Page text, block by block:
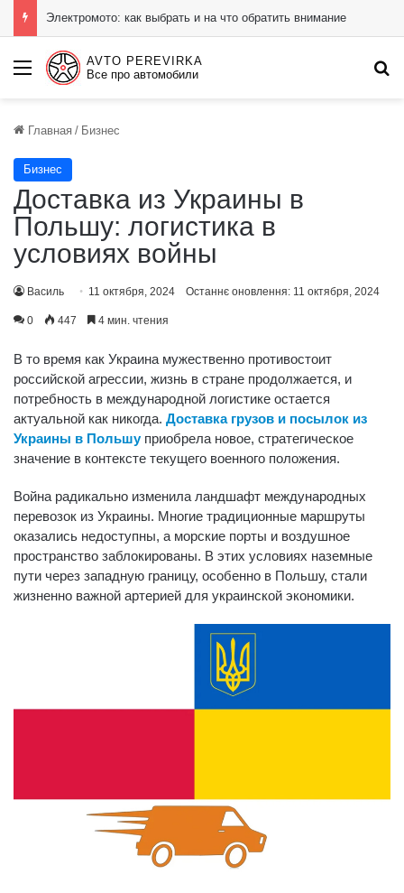
Электромото: как выбрать и на что обратить внимание
Menu
AVTO PEREVIRKA
Все про автомобили
Главная / Бизнес
Бизнес
Доставка из Украины в
Польшу: логистика в
условиях войны
Василь 11 октября, 2024 Останнє оновлення: 11 октября, 2024
0 447 4 мин. чтения
В то время как Украина мужественно противостоит
российской агрессии, жизнь в стране продолжается, и
потребность в международной логистике остается
актуальной как никогда. Доставка грузов и посылок из
Украины в Польшу приобрела новое, стратегическое
значение в контексте текущего военного положения.
Война радикально изменила ландшафт международных
перевозок из Украины. Многие традиционные маршруты
оказались недоступны, а морские порты и воздушное
пространство заблокированы. В этих условиях наземные
пути через западную границу, особенно в Польшу, стали
жизненно важной артерией для украинской экономики.